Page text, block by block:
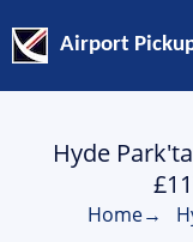
Airport
Hyde
Home→